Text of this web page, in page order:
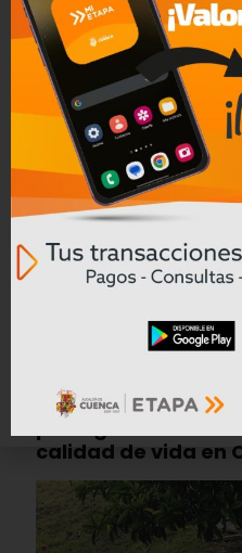
financiamiento
protegen el
calidad de vida en